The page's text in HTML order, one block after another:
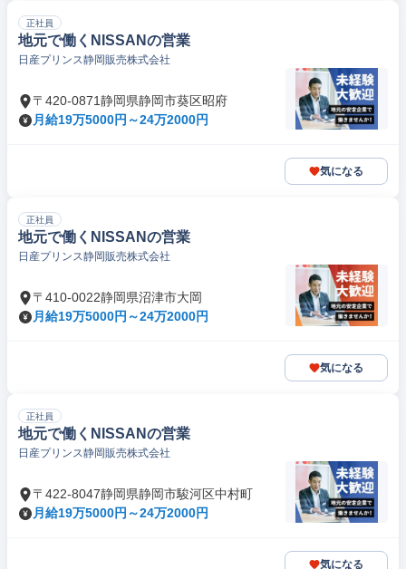
正社員
地元で働くNISSANの営業
日産プリンス静岡販売株式会社
〒420-0871静岡県静岡市葵区昭府
月給19万5000円～24万2000円
気になる
正社員
地元で働くNISSANの営業
日産プリンス静岡販売株式会社
〒410-0022静岡県沼津市大岡
月給19万5000円～24万2000円
気になる
正社員
地元で働くNISSANの営業
日産プリンス静岡販売株式会社
〒422-8047静岡県静岡市駿河区中村町
月給19万5000円～24万2000円
気になる